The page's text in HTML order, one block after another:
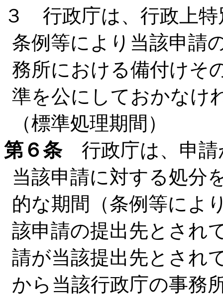
３ 行政庁は、行政上
条例等により当該申請
務所における備付けそ
準を公にしておかなけ
（標準処理期間）
第６条行政庁は、申請
当該申請に対する処分
的な期間（条例等によ
該申請の提出先とされ
請が当該提出先とされ
から当該行政庁の事務